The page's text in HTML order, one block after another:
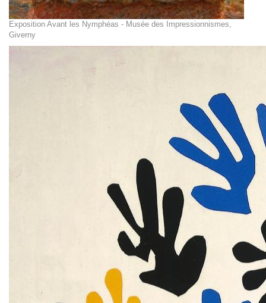
Exposition Avant les Nymphéas - Musée des Impressionnismes,
Giverny